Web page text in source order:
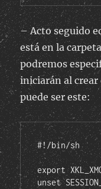
– Acto seguido
está en la
podremos
iniciarán al crear
puede ser este:
#!/bin/sh
export
unset